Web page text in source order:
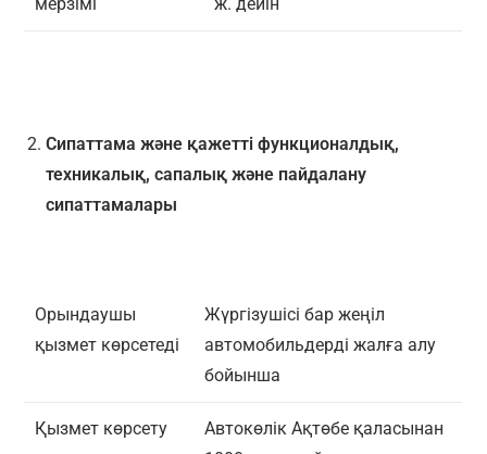
Сипаттама және қажетті функционалдық,
техникалық, сапалық және пайдалану
сипаттамалары
Орындаушы
қызмет көрсетеді
Жүргізушісі бар жеңіл
автомобильдерді жалға алу
бойынша
Қызмет көрсету
Автокөлік Ақтөбе қаласынан